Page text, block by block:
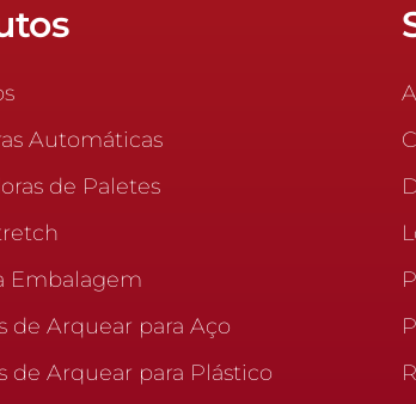
Automáticas
de Paletes
Embalagem
de Arquear para Aço
de Arquear para Plástico